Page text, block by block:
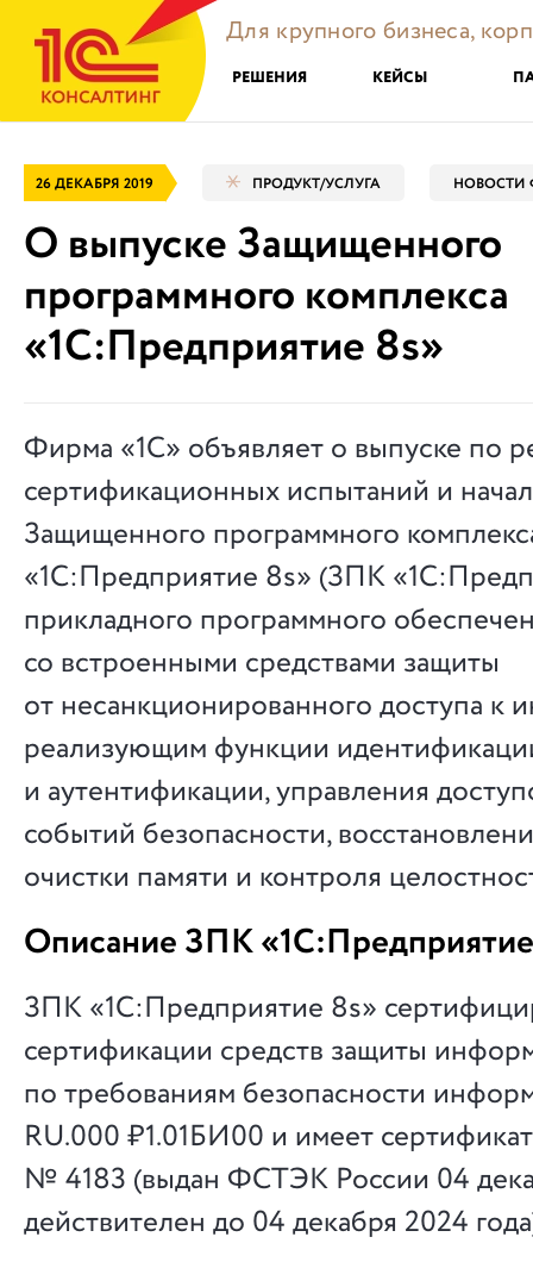
Для крупного бизнеса,
РЕШЕНИЯ КЕЙСЫ
26 ДЕКАБРЯ 2019 ПРОДУКТ/УСЛУГА НОВОСТИ
О выпуске Защищенного
программного комплекса
«1С:Предприятие 8s»
Фирма «1С» объявляет о выпуске по
сертификационных испытаний и
Защищенного программного
«1С:Предприятие 8s» (ЗПК
прикладного программного
со встроенными средствами защиты
от несанкционированного доступа к
реализующим функции
и аутентификации, управления
событий безопасности,
очистки памяти и контроля
Описание ЗПК
ЗПК «1С:Предприятие 8s»
сертификации средств защиты
по требованиям безопасности
RU.000 ₽1.01БИ00 и имеет
№ 4183 (выдан ФСТЭК России 04
действителен до 04 декабря 2024